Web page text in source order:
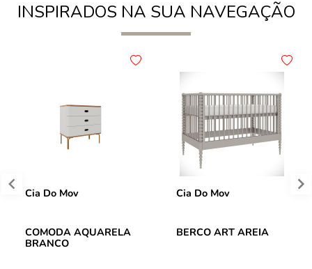
INSPIRADOS NA SUA NAVEGAÇÃO
Cia Do Mov
COMODA AQUARELA
BRANCO
Cia Do Mov
BERCO ART AREIA